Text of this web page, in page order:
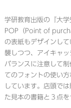
学研教育出版の『大
POP（Point of
の表紙もデザインし
襲しつつ、アイキャ
バランスに注意して
てのフォントの使い
しています。店頭で
た見本の書籍と３点を